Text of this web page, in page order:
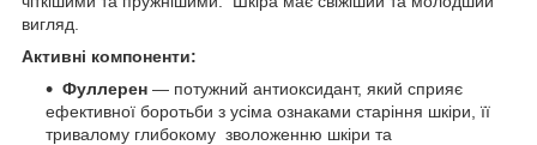
вигляд.
Активні компоненти:
Фуллерен — потужний антиоксидант, який сприяє
ефективної боротьби з усіма ознаками старіння шкіри, її
тривалому глибокому зволоженню шкіри та